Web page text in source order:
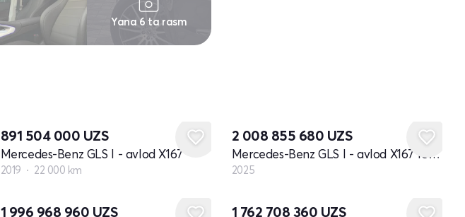
Yana 6 ta rasm
891 504 000 UZS
Mercedes-Benz GLS I - avlod X167
2019 22 000 km
2 008 855 680 UZS
Mercedes-Benz GLS I - avlod X167 restayling
2025
1 996 968 960 UZS 1 762 708 360 UZS